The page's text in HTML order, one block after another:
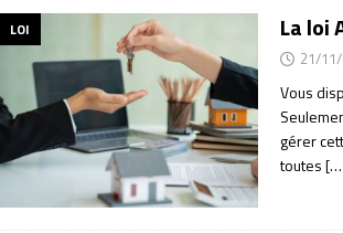
LOI La loi
21/
Vous
gérer
toutes